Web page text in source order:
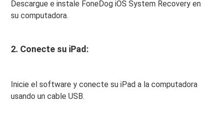
Descargue e instale FoneDog iOS System Recovery en
su computadora.
2. Conecte su iPad:
Inicie el software y conecte su iPad a la computadora
usando un cable USB.